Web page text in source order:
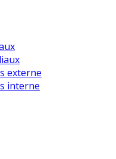
externe
interne